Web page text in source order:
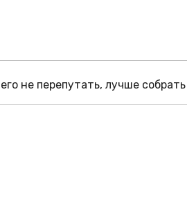
не перепутать, лучше